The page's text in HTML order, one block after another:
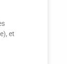
et